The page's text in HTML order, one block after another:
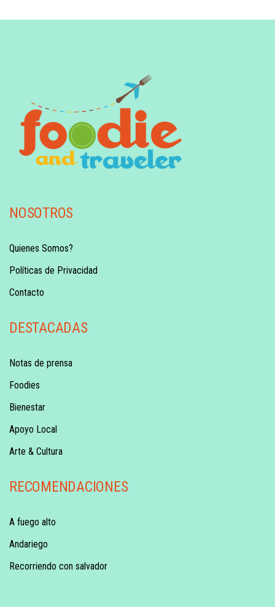
NOSOTROS
Quienes Somos?
Políticas de Privacidad
Contacto
DESTACADAS
Notas de prensa
Foodies
Bienestar
Apoyo Local
Arte & Cultura
RECOMENDACIONES
A fuego alto
Andariego
Recorriendo con salvador